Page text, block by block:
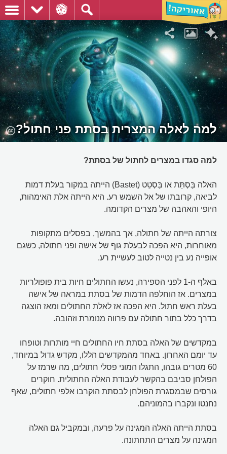
למה לאלה המצרית בסתת פני חתול?
למה סגדו במצרים לחתול של בסתת?
האלה בַּסְתֵּת או בַּסְטֵט (Bastet) הייתה במקור בעלת דמות
לביאה, קרובתו של אל השמש רע. היא הייתה אלת האימהות,
היופי והאהבה של מצרים הקדומה.
צורתה הייתה של חתולה, אך בהמשך, בפסלים מתקופות
מאוחרות, היא הפכה לבעלת גוף של אישה ופני חתולה, כשגם
אופייה נע בין נטייה לטוב לעשיית רע.
באלף ה-1 לפני הספירה, נעשו החתולים חיות בית פופולריות
במצרים. אז הוחלפה הדמות של בסתת במראה של אישה
בעלת ראש חתול. היא הפכה אז לאלת החתולים ומאז הוצגה
בדרך כלל בתור חתולה עם פרווה מנומרת וזהובה.
במקדשים של האלה בסתת חיו החתולים חיי מותרות וטופחו
עד יומם האחרון. באחד מהמקדשים הללו, מקדש גדול במיוחד,
60 מטרים גובהו, התגלו המוני פסלי חתולים, מה שרמז על
הפולחן סביבם בהקשר לעבודת האלה החתולית. חוקרים
גורסים שבמסגרת הפולחן לבסתת הוקרבו אלפי חתולים, שאף
נחנטו ונקברו בהמוניהם.
בסתת הייתה האלה המגינה על פרעה, ובמקביל גם האלה
המגינה על מצרים התחתונה.